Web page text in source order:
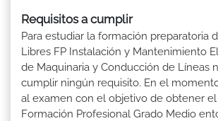
Requisitos a cumplir
Para estudiar la formación preparatoria
Libres FP Instalación y Mantenimiento
de Maquinaria y Conducción de Líneas
cumplir ningún requisito. En el
al examen con el objetivo de obtener
Formación Profesional Grado Medio